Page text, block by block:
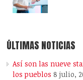
ÚLTIMAS NOTICIAS
Así son las nueve
los pueblos 8 julio,